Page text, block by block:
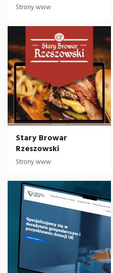
Strony www
Stary Browar
Rzeszowski
Strony www